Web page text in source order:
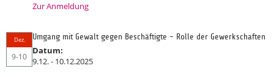
Zur Anmeldung
Dez.
9-10
Umgang mit Gewalt gegen Beschäftigte - Rolle der Gewerkschaften
Datum:
9.12. - 10.12.2025